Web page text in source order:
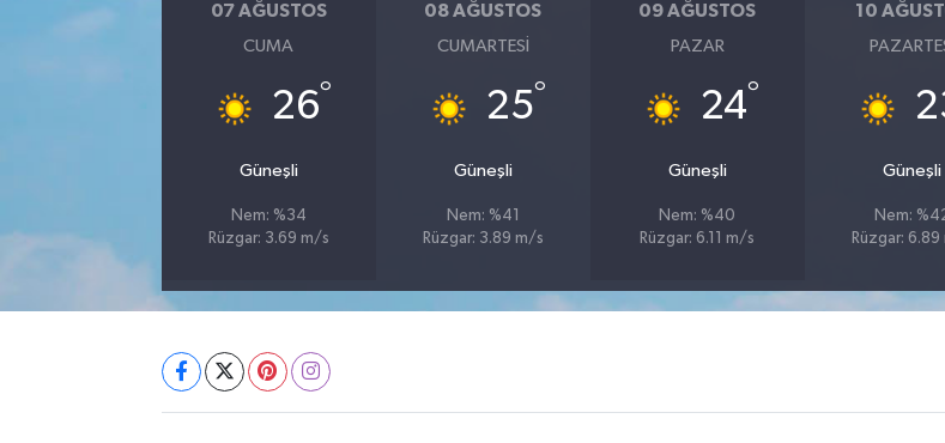
07 AĞUSTOS
CUMA
26°
Güneşli
Nem: %34
Rüzgar: 3.69 m/s
08 AĞUSTOS
CUMARTESI
25°
Güneşli
Nem: %41
Rüzgar: 3.89 m/s
09 AĞUSTOS
PAZAR
24°
Güneşli
Nem: %40
Rüzgar: 6.11 m/s
10
Güneşli
Nem:
Rüzgar: 6.89